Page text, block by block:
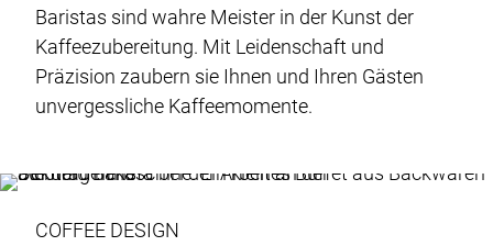
Über uns
Genusswerk Rodgau
Locations
Jobs / Karriere
Kontakt
Baristas sind wahre Meister in der Kunst der
Kaffeezubereitung. Mit Leidenschaft und
Präzision zaubern sie Ihnen und Ihren Gästen
unvergessliche Kaffeemomente.
COFFEE DESIGN